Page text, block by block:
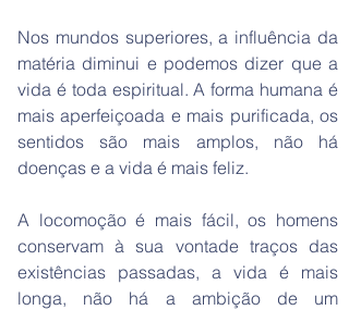
Nos mundos superiores, a influência da
matéria diminui e podemos dizer que a
vida é toda espiritual. A forma humana é
mais aperfeiçoada e mais purificada, os
sentidos são mais amplos, não há
doenças e a vida é mais feliz.
A locomoção é mais fácil, os homens
conservam à sua vontade traços das
existências passadas, a vida é mais
longa, não há a ambição de um